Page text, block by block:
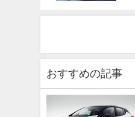
おすすめの記事